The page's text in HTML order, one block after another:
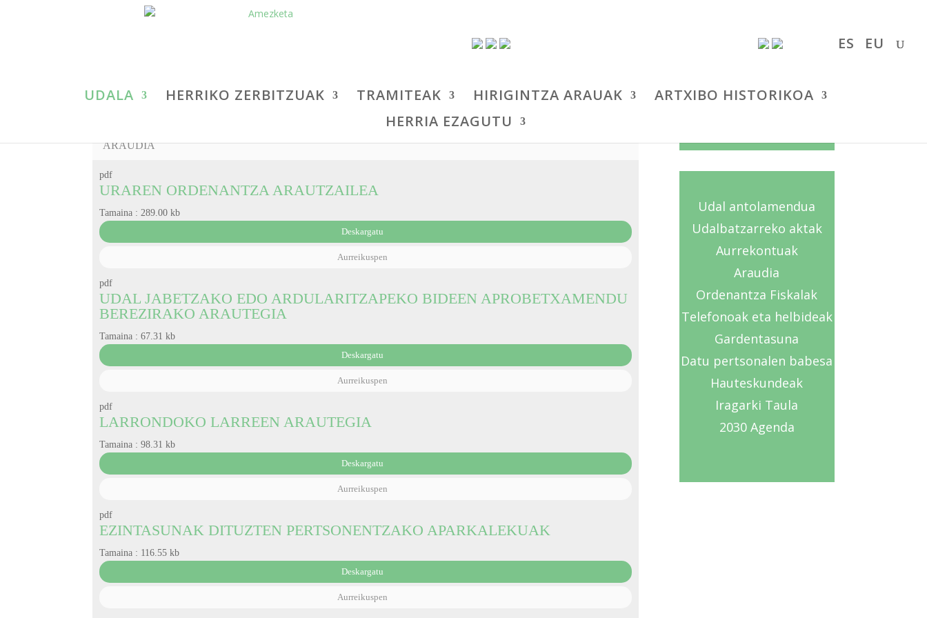
UDALA HERRIKO ZERBITZUAK TRAMITEAK HIRIGINTZA ARAUAK
ARTXIBO HISTORIKOA
HERRIA EZAGUTU
EU
ES
ARAUDIA
pdf
URAREN ORDENANTZA ARAUTZAILEA
Tamaina : 289.00 kb
Deskargatu
Aurreikuspen
pdf
UDAL JABETZAKO EDO ARDULARITZAPEKO BIDEEN APROBETXAMENDU
BEREZIRAKO ARAUTEGIA
Tamaina : 67.31 kb
Deskargatu
Aurreikuspen
pdf
LARRONDOKO LARREEN ARAUTEGIA
Tamaina : 98.31 kb
Deskargatu
Aurreikuspen
pdf
EZINTASUNAK DITUZTEN PERTSONENTZAKO APARKALEKUAK
Tamaina : 116.55 kb
Deskargatu
Aurreikuspen
Udal antolamendua
Udalbatzarreko aktak
Aurrekontuak
Araudia
Ordenantza Fiskalak
Telefonoak eta helbideak
Gardentasuna
Datu pertsonalen babesa
Hauteskundeak
Iragarki Taula
2030 Agenda